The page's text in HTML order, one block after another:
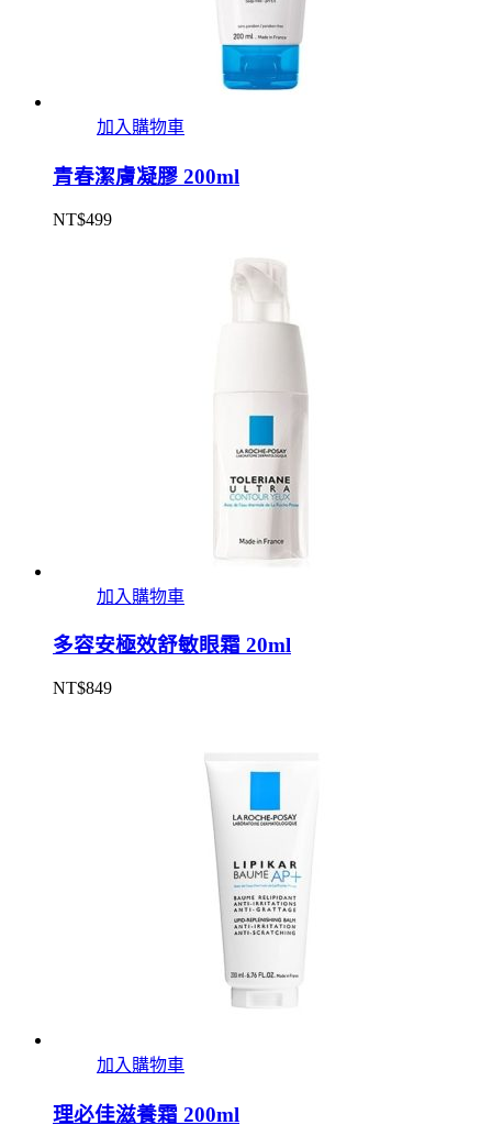
加入購物車
青春潔膚凝膠 200ml
NT$499
加入購物車
多容安極效舒敏眼霜 20ml
NT$849
加入購物車
理必佳滋養霜 200ml